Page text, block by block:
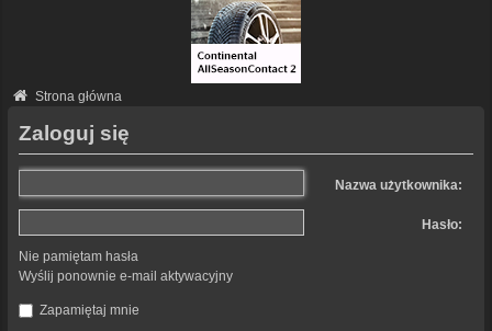
Strona główna
Zaloguj się
Nazwa użytkownika:
Hasło:
Nie pamiętam hasła
Wyślij ponownie e-mail aktywacyjny
Zapamiętaj mnie